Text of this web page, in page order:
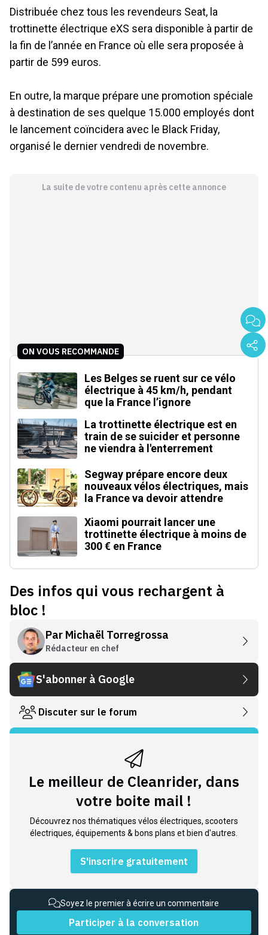
Distribuée chez tous les revendeurs Seat, la
trottinette électrique eXS sera disponible à partir de
la fin de l’année en France où elle sera proposée à
partir de 599 euros.
En outre, la marque prépare une promotion spéciale
à destination de ses quelque 15.000 employés dont
le lancement coïncidera avec le Black Friday,
organisé le dernier vendredi de novembre.
La suite de votre contenu après cette annonce
ON VOUS RECOMMANDE
Les Belges se ruent sur ce vélo
électrique à 45 km/h, pendant
que la France l’ignore
La trottinette électrique est en
train de se suicider et personne
ne viendra à l'enterrement
Segway prépare encore deux
nouveaux vélos électriques, mais
la France va devoir attendre
Xiaomi pourrait lancer une
trottinette électrique à moins de
300 € en France
Des infos qui vous rechargent à
bloc !
Par Michaël Torregrossa
Rédacteur en chef
S'abonner à Google
Discuter sur le forum
Le meilleur de Cleanrider, dans
votre boite mail !
Découvrez nos thématiques vélos électriques, scooters
électriques, équipements & bons plans et bien d'autres.
S'inscrire gratuitement
Soyez le premier à écrire un commentaire
Participer à la conversation